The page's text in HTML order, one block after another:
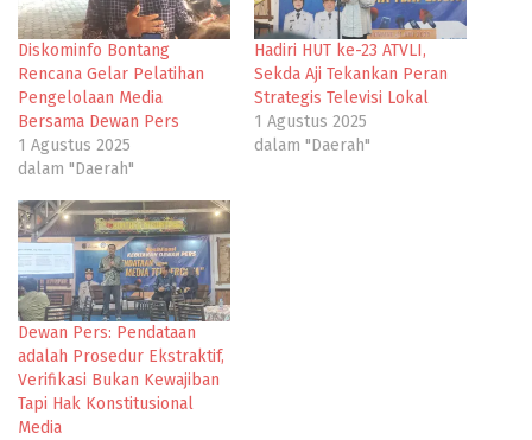
Diskominfo Bontang
Rencana Gelar Pelatihan
Pengelolaan Media
Bersama Dewan Pers
1 Agustus 2025
dalam "Daerah"
Hadiri HUT ke-23 ATVLI,
Sekda Aji Tekankan Peran
Strategis Televisi Lokal
1 Agustus 2025
dalam "Daerah"
Dewan Pers: Pendataan
adalah Prosedur Ekstraktif,
Verifikasi Bukan Kewajiban
Tapi Hak Konstitusional
Media